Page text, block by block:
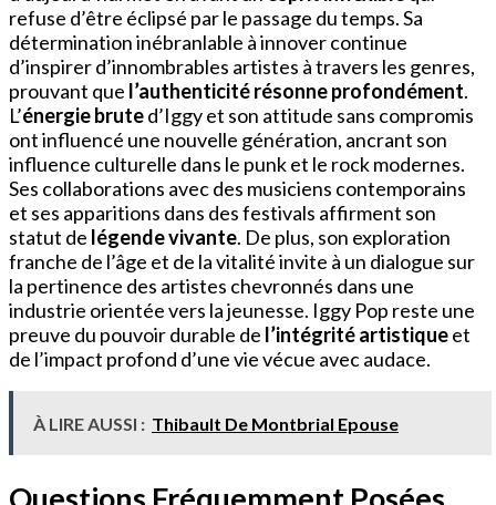
refuse d’être éclipsé par le passage du temps. Sa
détermination inébranlable à innover continue
d’inspirer d’innombrables artistes à travers les genres,
prouvant que l’authenticité résonne profondément.
L’énergie bruted’Iggy et son attitude sans compromis
ont influencé une nouvelle génération, ancrant son
influence culturelle dans le punk et le rock modernes.
Ses collaborations avec des musiciens contemporains
et ses apparitions dans des festivals affirment son
statut de légende vivante. De plus, son exploration
franche de l’âge et de la vitalité invite à un dialogue sur
la pertinence des artistes chevronnés dans une
industrie orientée vers la jeunesse. Iggy Pop reste une
preuve du pouvoir durable de l’intégrité artistiqueet
de l’impact profond d’une vie vécue avec audace.
À LIRE AUSSI : Thibault De Montbrial Epouse